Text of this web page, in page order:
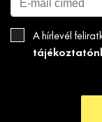
A hírlevél